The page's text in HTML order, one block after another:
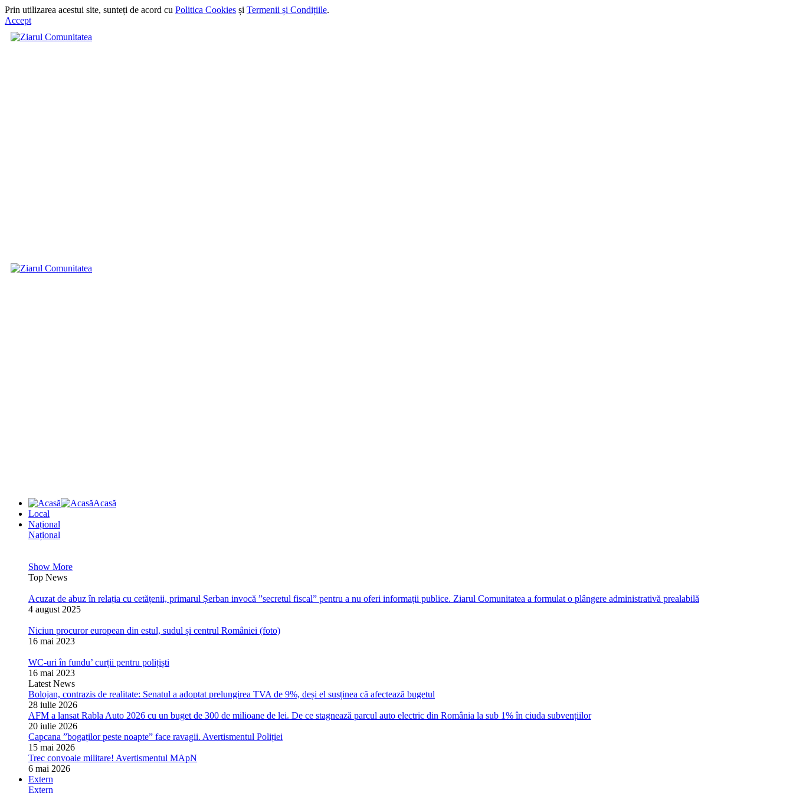
Prin utilizarea acestui site, sunteți de acord cu Politica Cookies și Termenii și Condițiile.
Accept
Acasă
Local
Național
Național
Show More
Top News
Acuzat de abuz în relația cu cetățenii, primarul Șerban invocă ”secretul fiscal” pentru a nu oferi informații publice. Ziarul Comunitatea a formulat o plângere administrativă prealabilă
4 august 2025
Niciun procuror european din estul, sudul și centrul României (foto)
16 mai 2023
WC-uri în fundu’ curții pentru polițiști
16 mai 2023
Latest News
Bolojan, contrazis de realitate: Senatul a adoptat prelungirea TVA de 9%, deși el susținea că afectează bugetul
28 iulie 2026
AFM a lansat Rabla Auto 2026 cu un buget de 300 de milioane de lei. De ce stagnează parcul auto electric din România la sub 1% în ciuda subvențiilor
20 iulie 2026
Capcana ”bogaților peste noapte” face ravagii. Avertismentul Poliției
15 mai 2026
Trec convoaie militare! Avertismentul MApN
6 mai 2026
Extern
Extern